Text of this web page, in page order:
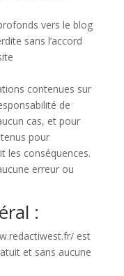
vers le blog
sans l’accord
contenues sur
de
cas, et pour
pour
les conséquences.
erreur ou
:
est
et sans aucune